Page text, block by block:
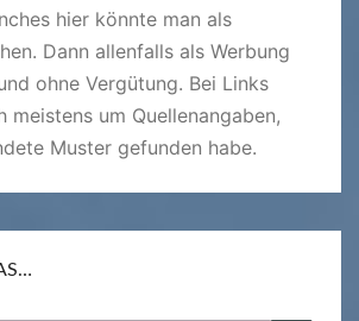
hier könnte man als
Dann allenfalls als Werbung
ohne Vergütung. Bei Links
meistens um Quellenangaben,
Muster gefunden habe.